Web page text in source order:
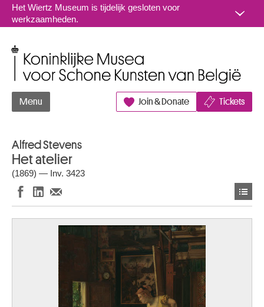
Naar inhoud
Het Wiertz Museum is tijdelijk gesloten voor
werkzaamheden.
Menu Join & Donate Tickets
Alfred Stevens
Het atelier
(1869) — Inv. 3423